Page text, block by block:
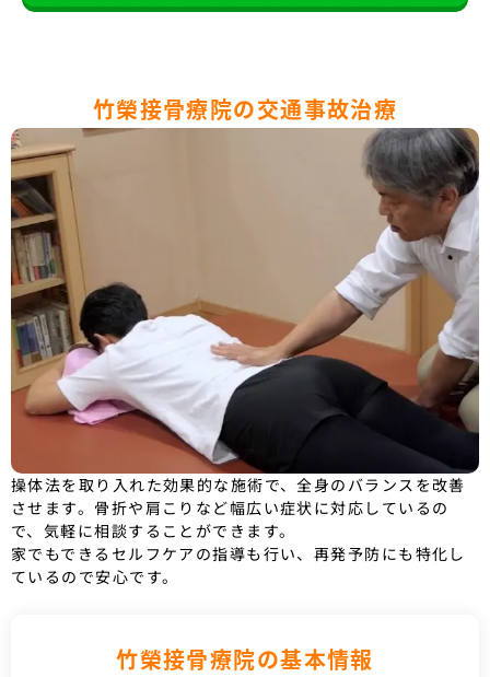
竹榮接骨療院の交通事故治療
操体法を取り入れた効果的な施術で、全身のバランスを改善
させます。骨折や肩こりなど幅広い症状に対応しているの
で、気軽に相談することができます。
家でもできるセルフケアの指導も行い、再発予防にも特化し
ているので安心です。
竹榮接骨療院の基本情報